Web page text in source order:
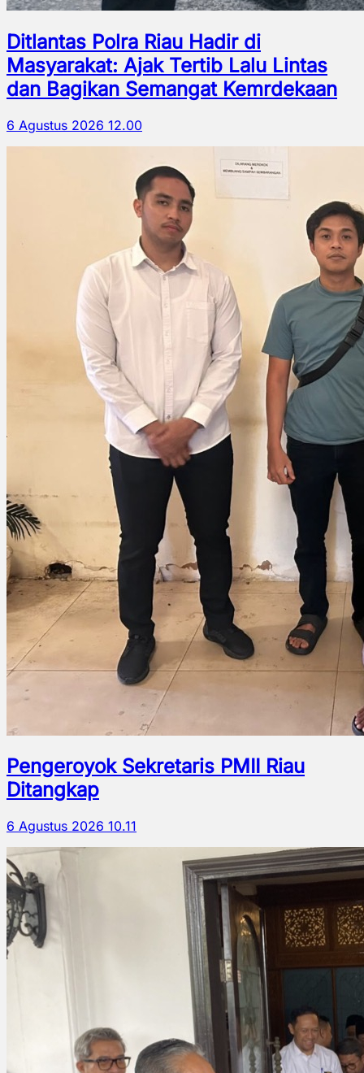
Ditlantas Polra Riau Hadir di
Masyarakat: Ajak Tertib Lalu Lintas
dan Bagikan Semangat Kemrdekaan
6 Agustus 2026 12.00
Pengeroyok Sekretaris PMII Riau
Ditangkap
6 Agustus 2026 10.11